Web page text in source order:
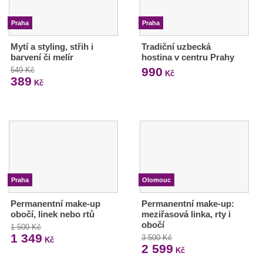
Praha
Mytí a styling, střih i
barvení či melír
549 Kč
389 Kč
Praha
Tradiční uzbecká
hostina v centru Prahy
990 Kč
Praha
Permanentní make-up
obočí, linek nebo rtů
1 500 Kč
1 349 Kč
Olomouc
Permanentní make-up:
meziřasová linka, rty i
obočí
3 500 Kč
2 599 Kč